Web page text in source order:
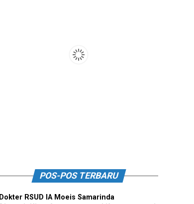
POS-POS TERBARU
Dokter RSUD IA Moeis Samarinda